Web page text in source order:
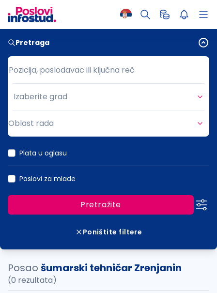
Pretraga
Pozicija, poslodavac ili ključna reč
Pozicija, poslodavac ili ključna reč
Grad
Izaberite grad
Oblast rada
Plata u oglasu
Poslovi za mlade
Pretražite
Poništite filtere
Posao šumarski tehničar Zrenjanin
(0 rezultata)